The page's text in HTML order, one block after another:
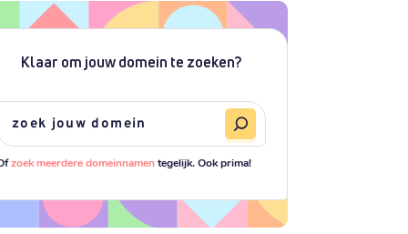
Klaar om jouw domein te zoeken?
zoek meerdere domeinnamentegelijk. Ook prima!